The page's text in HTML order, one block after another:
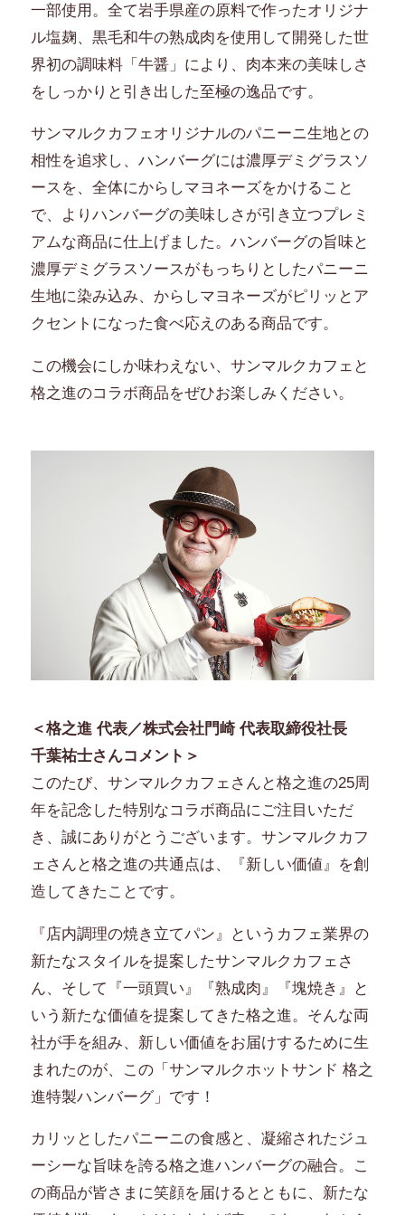
一部使用。全て岩手県産の原料で作ったオリジナ
ル塩麹、黒毛和牛の熟成肉を使用して開発した世
界初の調味料「牛醤」により、肉本来の美味しさ
をしっかりと引き出した至極の逸品です。
サンマルクカフェオリジナルのパニーニ生地との
相性を追求し、ハンバーグには濃厚デミグラスソ
ースを、全体にからしマヨネーズをかけること
で、よりハンバーグの美味しさが引き立つプレミ
アムな商品に仕上げました。ハンバーグの旨味と
濃厚デミグラスソースがもっちりとしたパニーニ
生地に染み込み、からしマヨネーズがピリッとア
クセントになった食べ応えのある商品です。
この機会にしか味わえない、サンマルクカフェと
格之進のコラボ商品をぜひお楽しみください。
＜格之進 代表／株式会社門崎 代表取締役社長
千葉祐士さんコメント＞
このたび、サンマルクカフェさんと格之進の25周
年を記念した特別なコラボ商品にご注目いただ
き、誠にありがとうございます。サンマルクカフ
ェさんと格之進の共通点は、『新しい価値』を創
造してきたことです。
『店内調理の焼き立てパン』というカフェ業界の
新たなスタイルを提案したサンマルクカフェさ
ん、そして『一頭買い』『熟成肉』『塊焼き』と
いう新たな価値を提案してきた格之進。そんな両
社が手を組み、新しい価値をお届けするために生
まれたのが、この「サンマルクホットサンド 格之
進特製ハンバーグ」です！
カリッとしたパニーニの食感と、凝縮されたジュ
ーシーな旨味を誇る格之進ハンバーグの融合。こ
の商品が皆さまに笑顔を届けるとともに、新たな